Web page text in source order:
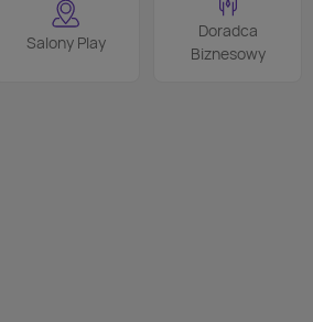
Salony Play
Doradca
Biznesowy